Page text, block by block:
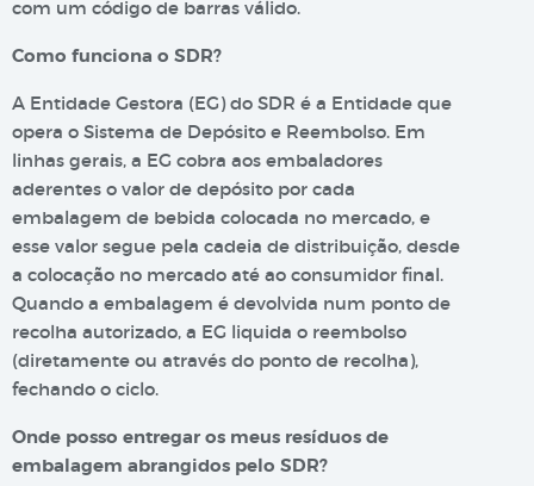
com um código de barras válido.
Como funciona o SDR?
A Entidade Gestora (EG) do SDR é a Entidade que
opera o Sistema de Depósito e Reembolso. Em
linhas gerais, a EG cobra aos embaladores
aderentes o valor de depósito por cada
embalagem de bebida colocada no mercado, e
esse valor segue pela cadeia de distribuição, desde
a colocação no mercado até ao consumidor final.
Quando a embalagem é devolvida num ponto de
recolha autorizado, a EG liquida o reembolso
(diretamente ou através do ponto de recolha),
fechando o ciclo.
Onde posso entregar os meus resíduos de
embalagem abrangidos pelo SDR?